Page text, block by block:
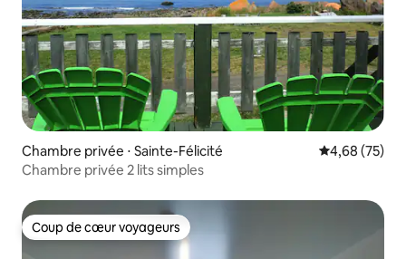
Chambre privée ⋅ Sainte-Félicité Évaluation
4,68 (75)
Chambre privée 2 lits simples
Coup de cœur voyageurs
Coup de cœur voyageurs